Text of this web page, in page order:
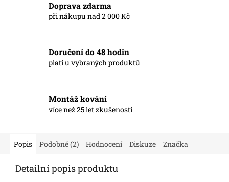
Doprava zdarma
při nákupu nad 2 000 Kč
Doručení do 48 hodin
platí u vybraných produktů
Montáž kování
více než 25 let zkušeností
Popis Podobné (2) Hodnocení Diskuze Značka
Detailní popis produktu